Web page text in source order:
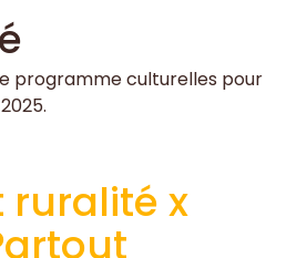
programme culturelles pour
ruralité x